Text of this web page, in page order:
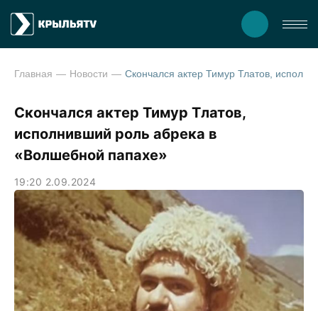
Главная Новости
Скончался актер Тимур Тлатов,
исполнивший роль абрека в
«Волшебной папахе»
19:20 2.09.2024